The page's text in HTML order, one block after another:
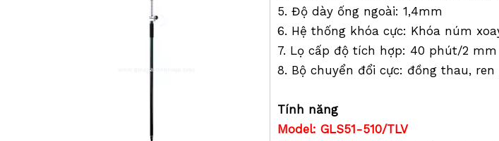
5. Độ dày ống ngoài: 1,4mm
6. Hệ thống khóa cực: Khóa núm
7. Lọ cấp độ tích hợp: 40 phút/2 mm
8. Bộ chuyển đổi cực: đồng thau, ren
Tính năng
Model: GLS51-510/TLV